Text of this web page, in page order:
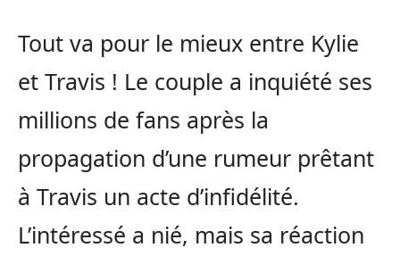
Tout va pour le mieux entre Kylie
et Travis ! Le couple a inquiété ses
millions de fans après la
propagation d’une rumeur prêtant
à Travis un acte d’infidélité.
L’intéressé a nié, mais sa réaction